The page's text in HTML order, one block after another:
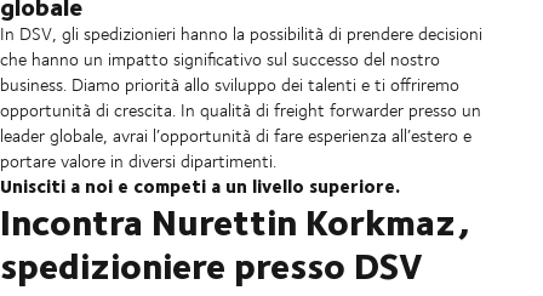
In DSV, gli spedizionieri hanno la possibilità di prendere decisioni
che hanno un impatto significativo sul successo del nostro
business. Diamo priorità allo sviluppo dei talenti e ti offriremo
opportunità di crescita. In qualità di freight forwarder presso un
leader globale, avrai l’opportunità di fare esperienza all’estero e
portare valore in diversi dipartimenti.
Unisciti a noi e competi a un livello superiore.
Incontra Nurettin Korkmaz,
spedizioniere presso DSV